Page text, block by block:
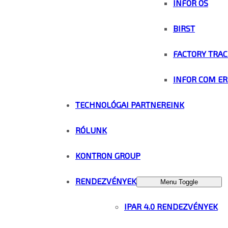
INFOR OS
BIRST
FACTORY
INFOR COM
TECHNOLÓGAI PARTNEREINK
RÓLUNK
KONTRON GROUP
RENDEZVÉNYEK Menu Toggle
IPAR 4.0 RENDEZVÉNYEK